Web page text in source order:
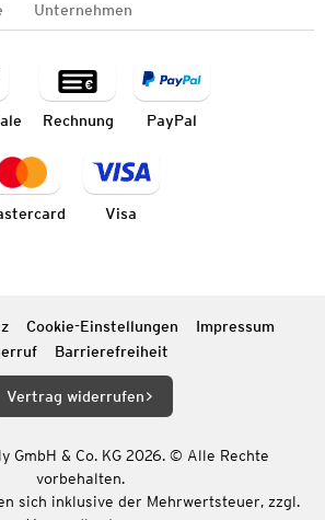
Unternehmen
Rechnung PayPal
Visa
Cookie-Einstellungen
Impressum
Barrierefreiheit
Vertrag widerrufen
GmbH & Co. KG 2026. © Alle Rechte
vorbehalten.
sich inklusive der Mehrwertsteuer, zzgl.